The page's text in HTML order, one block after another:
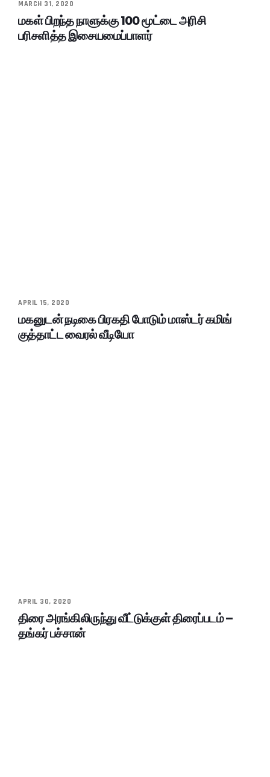
MARCH 31, 2020
மகள் பிறந்த நாளுக்கு 100 மூட்டை அரிசி
பரிசளித்த இசையமைப்பாளர்
APRIL 15, 2020
மகனுடன் நடிகை பிரகதி போடும் மாஸ்டர் கமிங்
குத்தாட்ட வைரல் வீடியோ
APRIL 30, 2020
திரை அரங்கிலிருந்து வீட்டுக்குள் திரைப்படம் –
தங்கர் பச்சான்